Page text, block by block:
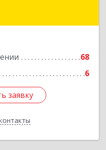
68
6
заявку
г, Солнечная
заявку